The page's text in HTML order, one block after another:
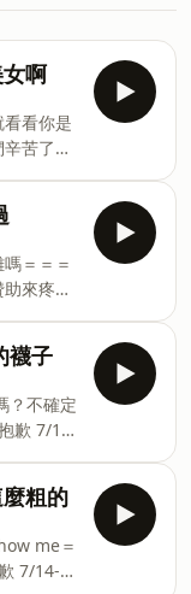
啊
看你是
苦了！
donate
也愛
【贊
是抱歉
小額贊
神秘小
類推，
＝＝＝
來疼
donate
也愛
【贊
是抱歉
台小額贊
神秘小
類推，
襪子
？不確定
歉 7/14-
肌膚、
產品，
善共好
＝＝
粗的
me＝
7/14-23